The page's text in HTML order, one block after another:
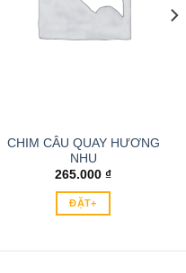
CHIM CÂU QUAY HƯƠNG
NHU
265.000 ₫
ĐẶT+